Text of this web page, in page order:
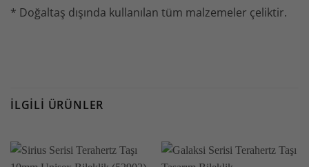
* Doğaltaş dışında kullanılan tüm malzemeler çeliktir.
İLGILI ÜRÜNLER